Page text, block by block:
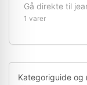
Gå direkte til
1 varer
Kategoriguide og